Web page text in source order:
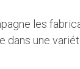
les
dans une